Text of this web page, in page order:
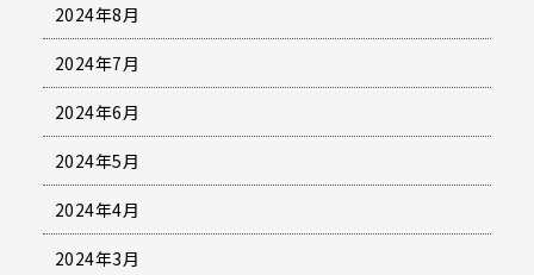
2024年8月
2024年7月
2024年6月
2024年5月
2024年4月
2024年3月